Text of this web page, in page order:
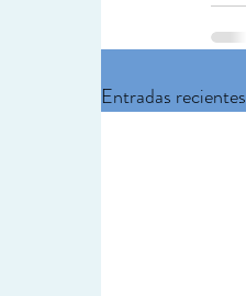
Entradas recientes